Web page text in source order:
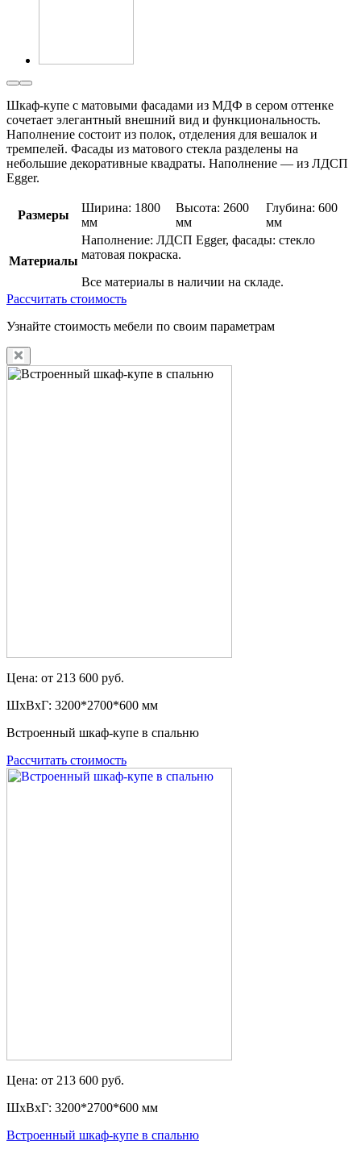
Шкаф-купе с матовыми фасадами из МДФ в сером оттенке
сочетает элегантный внешний вид и функциональность.
Наполнение состоит из полок, отделения для вешалок и
тремпелей. Фасады из матового стекла разделены на
небольшие декоративные квадраты. Наполнение — из ЛДСП
Egger.
Размеры
Ширина: 1800
мм
Высота: 2600
мм
Глубина: 600
мм
Материалы
Наполнение: ЛДСП Egger, фасады: стекло
матовая покраска.
Все материалы в наличии на складе.
Рассчитать стоимость
Узнайте стоимость мебели по своим параметрам
Цена: от 213 600 руб.
ШxВxГ: 3200*2700*600 мм
Встроенный шкаф-купе в спальню
Рассчитать стоимость
Цена: от 213 600 руб.
ШxВxГ: 3200*2700*600 мм
Встроенный шкаф-купе в спальню